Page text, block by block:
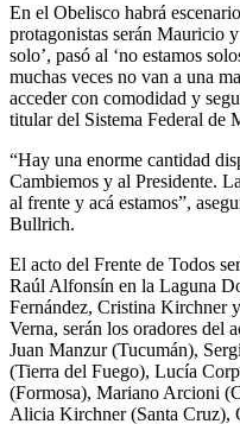
En el Obelisco habrá
protagonistas serán Mauricio
solo’, pasó al ‘no estamos
muchas veces no van a una
acceder con comodidad y
titular del Sistema Federal de
“Hay una enorme cantidad
Cambiemos y al Presidente.
al frente y acá estamos”,
Bullrich.
El acto del Frente de Todos
Raúl Alfonsín en la Laguna
Fernández, Cristina Kirchner
Verna, serán los oradores del
Juan Manzur (Tucumán),
(Tierra del Fuego), Lucía
(Formosa), Mariano Arcioni
Alicia Kirchner (Santa Cruz),